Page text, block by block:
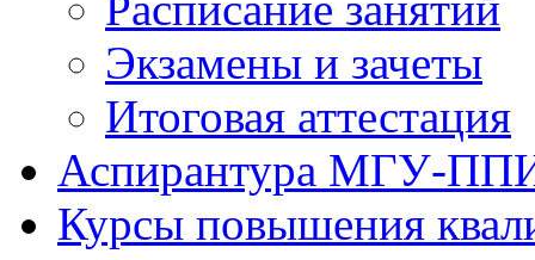
Экзамены и зачеты
Итоговая аттестация
Аспирантура МГУ-
Курсы повышения